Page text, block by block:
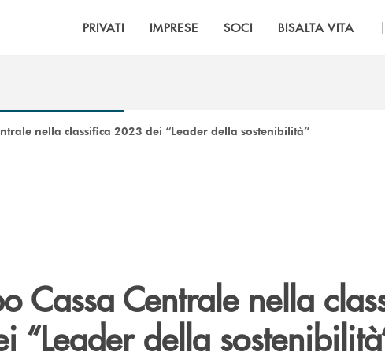
PRIVATI IMPRESE SOCI BISALTA VITA |
nella classifica 2023 dei “Leader della sostenibilità”
Cassa Centrale nella
“Leader della